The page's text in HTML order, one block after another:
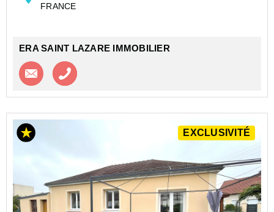
FRANCE
ERA SAINT LAZARE IMMOBILIER
Contacter l'agence
EXCLUSIVITÉ